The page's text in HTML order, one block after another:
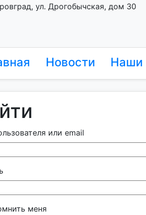
ул. Дрогобычская, дом 30
Новости Наши
или email
меня